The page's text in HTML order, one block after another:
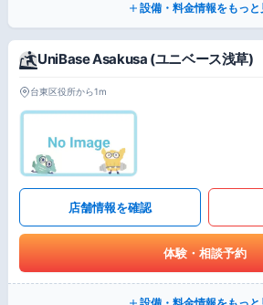
設備・料金情報をもっと
UniBase Asakusa (ユニベース浅草)
台東区役所から1m
店舗情報を確認
体験・相談予約